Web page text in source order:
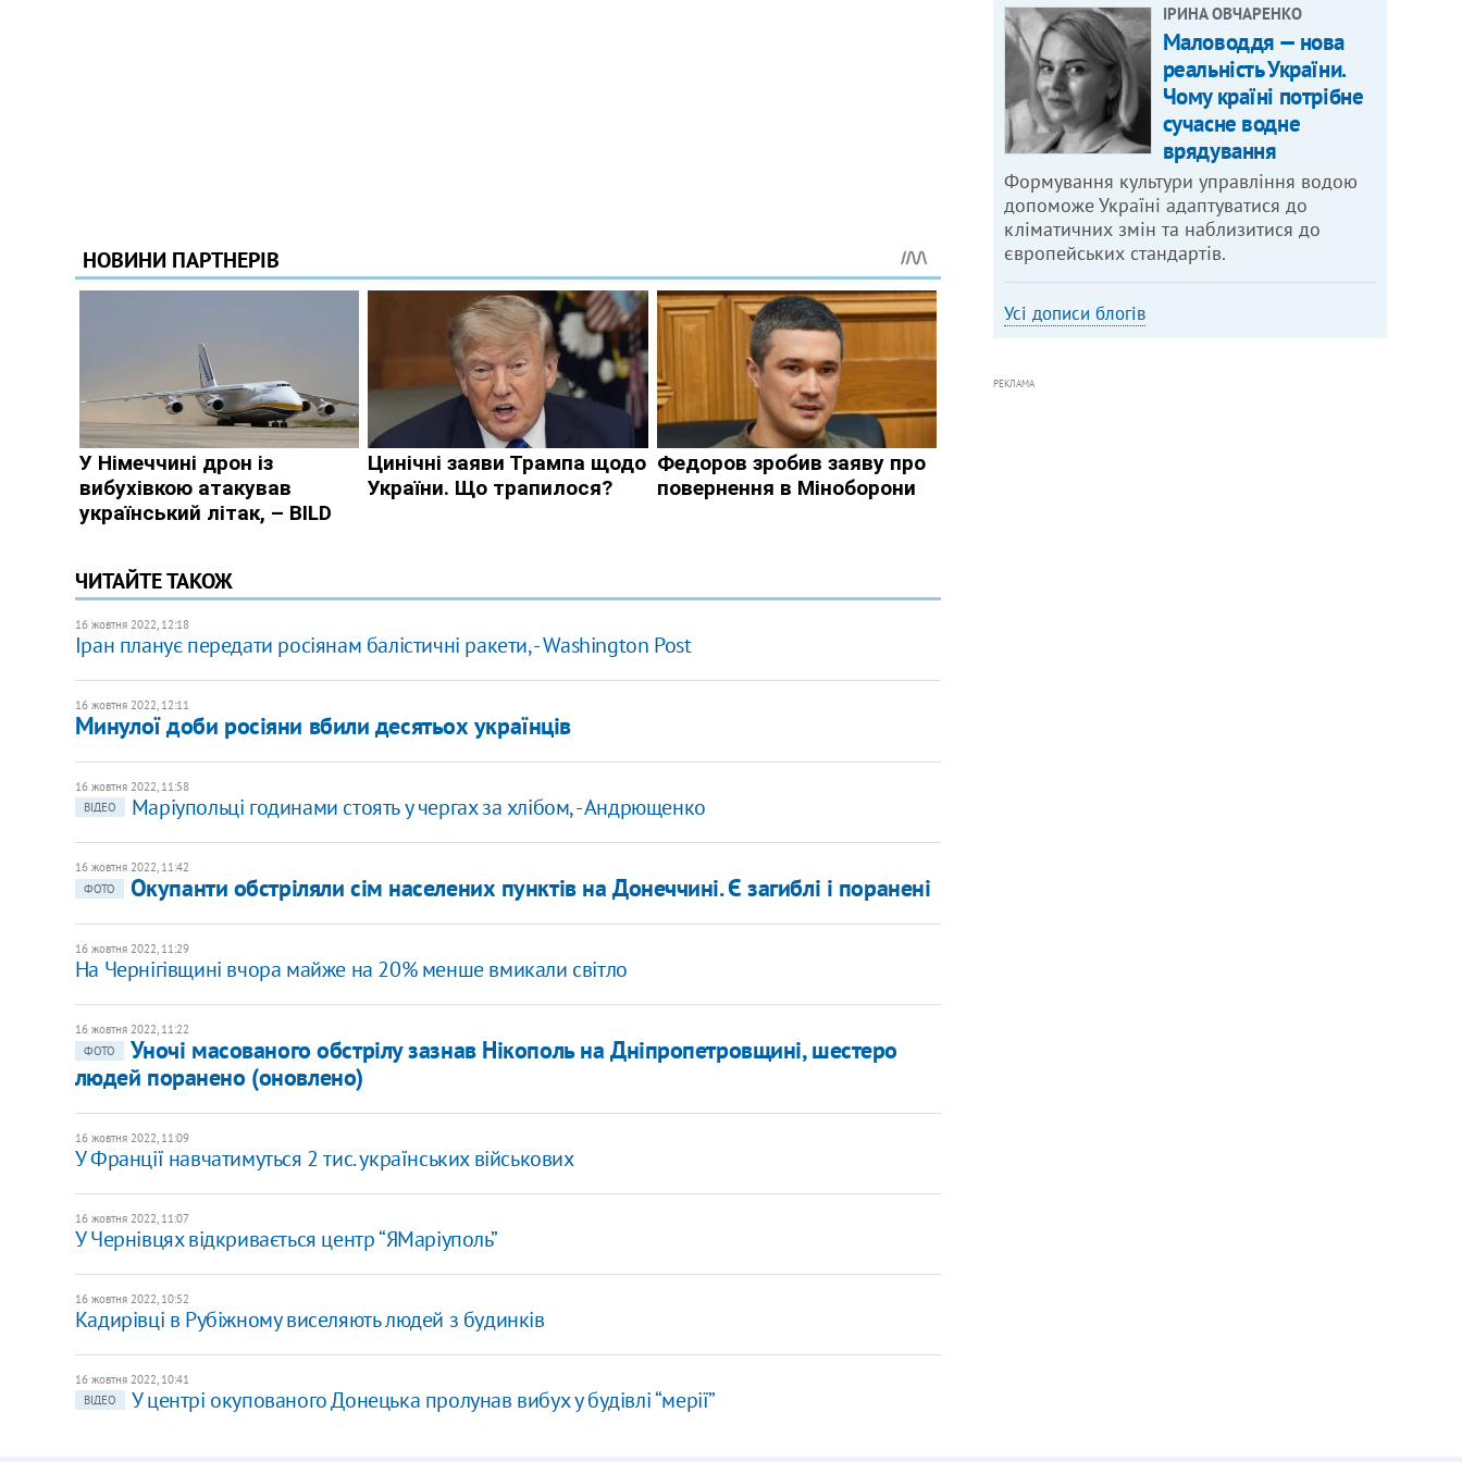
ЧИТАЙТЕ ТАКОЖ
16 жовтня 2022, 12:18
Іран планує передати росіянам балістичні ракети, - Washington Post
16 жовтня 2022, 12:11
Минулої доби росіяни вбили десятьох українців
16 жовтня 2022, 11:58
ВІДЕО
Маріупольці годинами стоять у чергах за хлібом, - Андрющенко
16 жовтня 2022, 11:42
ФОТО
Окупанти обстріляли сім населених пунктів на Донеччині. Є загиблі і поранені
16 жовтня 2022, 11:29
На Чернігівщині вчора майже на 20% менше вмикали світло
16 жовтня 2022, 11:22
ФОТО
Уночі масованого обстрілу зазнав Нікополь на Дніпропетровщині, шестеро
людей поранено (оновлено)
16 жовтня 2022, 11:09
У Франції навчатимуться 2 тис. українських військових
16 жовтня 2022, 11:07
У Чернівцях відкривається центр “ЯМаріуполь”
16 жовтня 2022, 10:52
Кадирівці в Рубіжному виселяють людей з будинків
16 жовтня 2022, 10:41
ВІДЕО
У центрі окупованого Донецька пролунав вибух у будівлі “мерії”
ІРИНА ОВЧАРЕНКО
Маловоддя — нова
реальність України.
Чому країні потрібне
сучасне водне
врядування
Формування культури управління водою
допоможе Україні адаптуватися до
кліматичних змін та наблизитися до
європейських стандартів.
Усі дописи блогів
РЕКЛАМА